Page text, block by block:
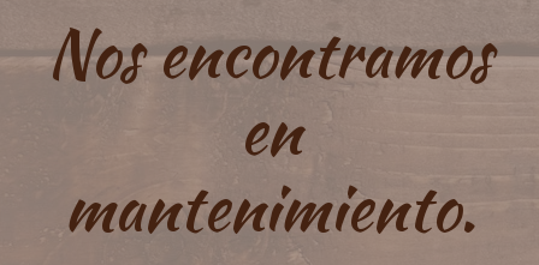
Nos encontramos
en
mantenimiento.